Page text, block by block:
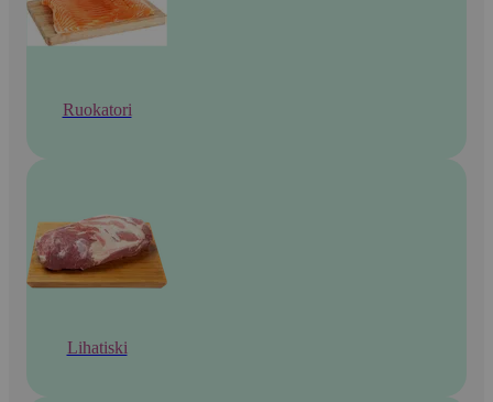
Ruokatori
Lihatiski